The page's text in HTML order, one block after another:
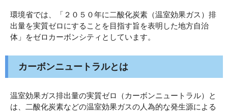
環境省では、「２０５０年に二酸化炭素（温室効果ガス）排
出量を実質ゼロにすることを目指す旨を表明した地方自治
体」をゼロカーボンシティとしています。
カーボンニュートラルとは
温室効果ガス排出量の実質ゼロ（カーボンニュートラル）と
は、二酸化炭素などの温室効果ガスの人為的な発生源による